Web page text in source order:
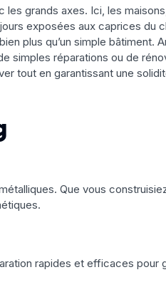
les grands axes. Ici, les
exposées aux caprices du
plus qu’un simple bâtiment.
simples réparations ou de
tout en garantissant une
Que vous
rapides et efficaces pour